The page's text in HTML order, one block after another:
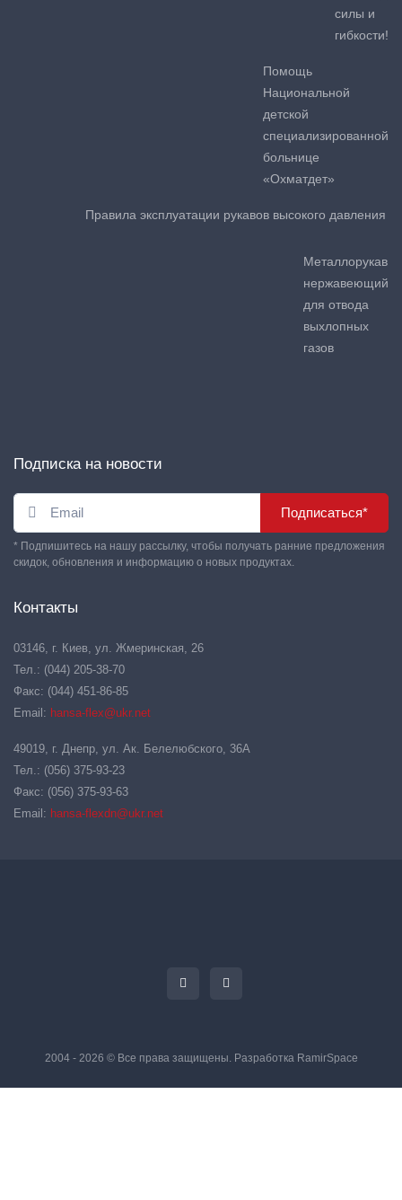
силы и
гибкости!
Помощь
Национальной
детской
специализированной
больнице
«Охматдет»
Правила эксплуатации рукавов высокого давления
Металлорукав
нержавеющий
для отвода
выхлопных
газов
Подписка на новости
Подписаться*
* Подпишитесь на нашу рассылку, чтобы получать ранние предложения
скидок, обновления и информацию о новых продуктах.
Контакты
03146, г. Киев, ул. Жмеринская, 26
Тел.: (044) 205-38-70
Факс: (044) 451-86-85
Email: hansa-flex@ukr.net
49019, г. Днепр, ул. Ак. Белелюбского, 36А
Тел.: (056) 375-93-23
Факс: (056) 375-93-63
Email: hansa-flexdn@ukr.net
2004 - 2026 © Все права защищены. Разработка RamirSpace